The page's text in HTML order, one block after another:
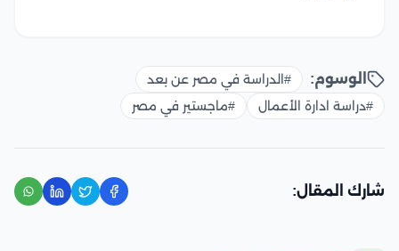
الوسوم:
#الدراسة في مصر عن بعد
#دراسة ادارة الأعمال
#ماجستير في مصر
شارك المقال: